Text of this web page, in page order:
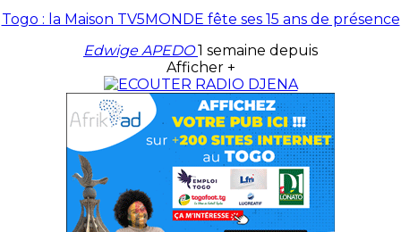
Togo : la Maison TV5MONDE fête ses 15 ans de présence
Edwige APEDO1 semaine depuis
Afficher +